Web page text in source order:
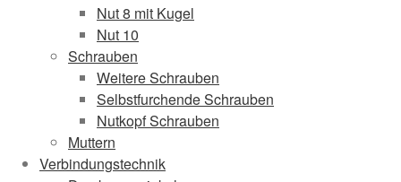
Nut 8 mit Kugel
Nut 10
Schrauben
Weitere Schrauben
Selbstfurchende Schrauben
Nutkopf Schrauben
Muttern
Verbindungstechnik